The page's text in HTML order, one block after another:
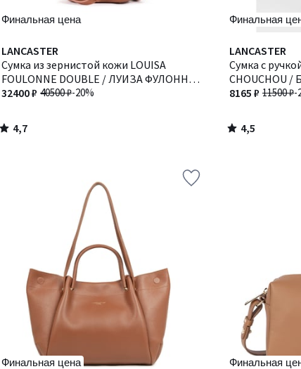
Финальная цена
LANCASTER
Сумка из зернистой кожи LOUISA
FOULONNE DOUBLE / ЛУИЗА ФУЛОНН
ДАБЛ
40500 ₽-20%
32400 ₽
4,7
/ 5
4,7
/
Финальная
LANCASTER
Сумка с
CHOUCHOU
11500 ₽-
8165 ₽
4,5
/ 5
4,5
/
Финальная цена Финальная